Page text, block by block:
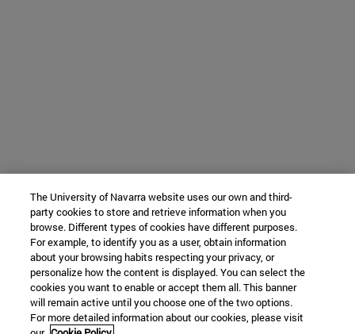
The University of Navarra website uses our own and third-
party cookies to store and retrieve information when you
browse. Different types of cookies have different purposes.
For example, to identify you as a user, obtain information
about your browsing habits respecting your privacy, or
personalize how the content is displayed. You can select the
cookies you want to enable or accept them all. This banner
will remain active until you choose one of the two options.
For more detailed information about our cookies, please visit